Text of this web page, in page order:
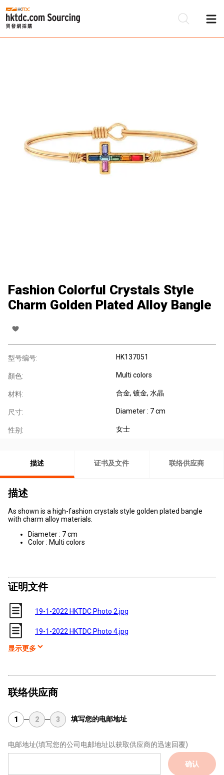
Fashion Colorful Crystals Style
Charm Golden Plated Alloy Bangle
型号编号: HK137051
顏色: Multi colors
材料: 合金, 镀金, 水晶
尺寸: Diameter : 7 cm
性别: 女士
描述 证书及文件 联络供应商
描述
As shown is a high-fashion crystals style golden plated bangle
with charm alloy materials.
Diameter : 7 cm
Color : Multi colors
证明文件
19-1-2022 HKTDC Photo 2.jpg
19-1-2022 HKTDC Photo 4.jpg
显示更多
联络供应商
1 2 3 填写您的电邮地址
电邮地址(填写您的公司电邮地址以获取供应商的迅速回覆)
确认